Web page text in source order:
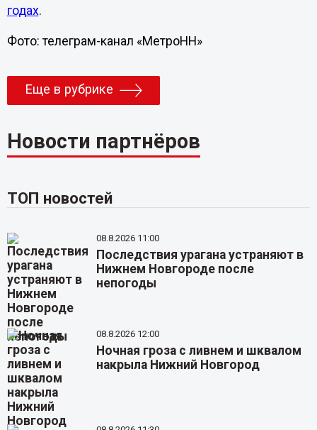
годах.
Фото: телеграм-канал «МетроНН»
Еще в рубрике
Новости партнёров
ТОП новостей
08.8.2026 11:00
Последствия урагана устраняют в
Нижнем Новгороде после
непогоды
08.8.2026 12:00
Ночная гроза с ливнем и шквалом
накрыла Нижний Новгород